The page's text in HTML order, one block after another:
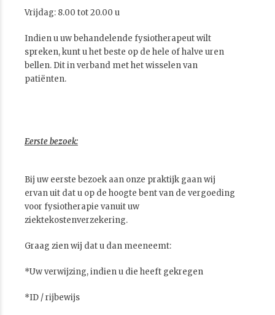
Vrijdag: 8.00 tot 20.00 u
Indien u uw behandelende fysiotherapeut wilt
spreken, kunt u het beste op de hele of halve uren
bellen. Dit in verband met het wisselen van
patiënten.
Eerste bezoek:
Bij uw eerste bezoek aan onze praktijk gaan wij
ervan uit dat u op de hoogte bent van de vergoeding
voor fysiotherapie vanuit uw
ziektekostenverzekering.
Graag zien wij dat u dan meeneemt:
*Uw verwijzing, indien u die heeft gekregen
*ID / rijbewijs